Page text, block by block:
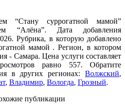
“Стану суррогатной мамой”
“Алёна”. Дата добавления
Рубрика, в которую добавлено
мамой . Регион, в котором
- Самара. Цена услуги составляет
равно 557. Обратите
в других регионах: Волжский,
, Владимир, Вологда, Грозный.
публикации